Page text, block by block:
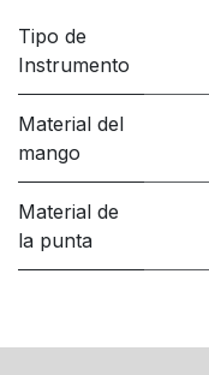
Tipo de
Instrumento
Material del
mango
Material de
la punta